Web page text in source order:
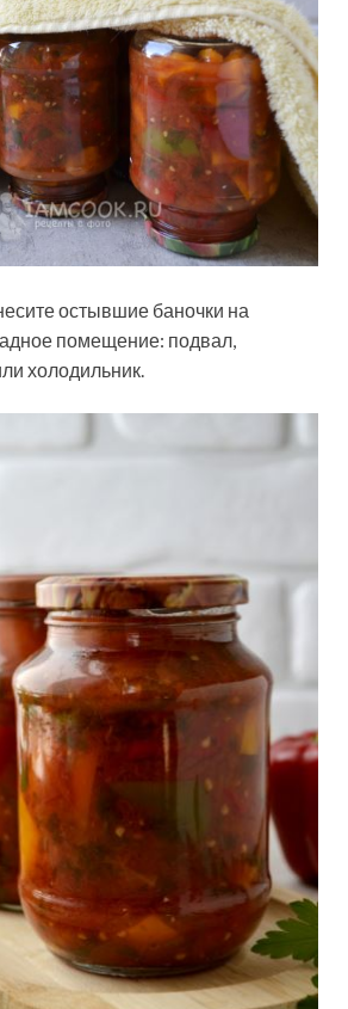
остывшие баночки на
помещение: подвал,
холодильник.